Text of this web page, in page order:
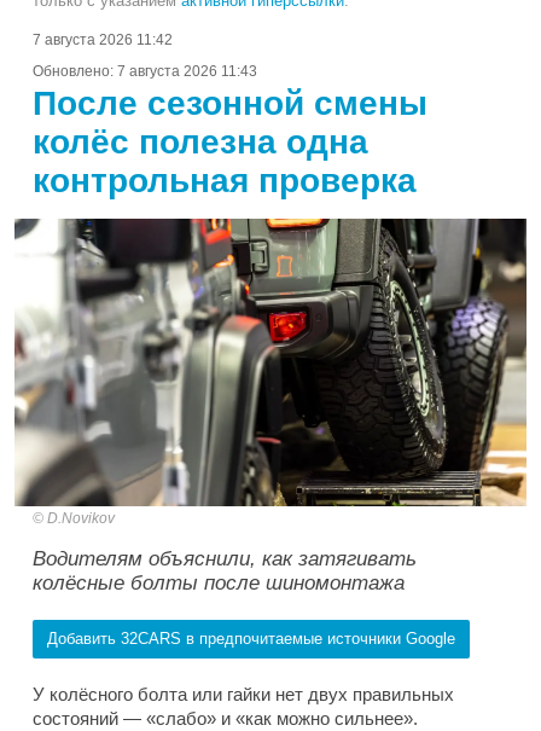
7 августа 2026 11:42
Обновлено: 7 августа 2026 11:43
После сезонной смены
колёс полезна одна
контрольная проверка
D.Novikov
Водителям объяснили, как затягивать
колёсные болты после шиномонтажа
Добавить 32CARS в предпочитаемые источники Google
У колёсного болта или гайки нет двух правильных
состояний — «слабо» и «как можно сильнее».